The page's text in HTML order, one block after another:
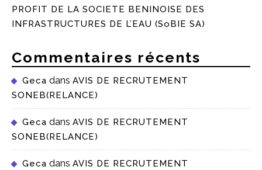
PROFIT DE LA SOCIETE BENINOISE DES
INFRASTRUCTURES DE L’EAU (SoBIE SA)
Commentaires récents
Geca dans AVIS DE RECRUTEMENT
SONEB(RELANCE)
Geca dans AVIS DE RECRUTEMENT
SONEB(RELANCE)
Geca dans AVIS DE RECRUTEMENT